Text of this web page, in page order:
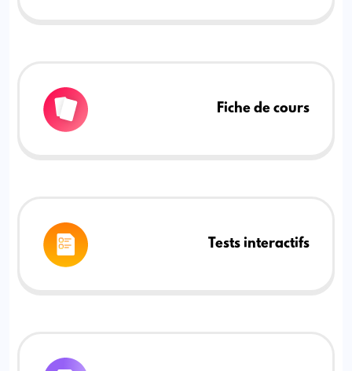
Fiche de cours
Tests interactifs